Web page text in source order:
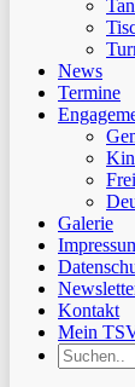
News
Termine
Galerie
Kontakt
Mein